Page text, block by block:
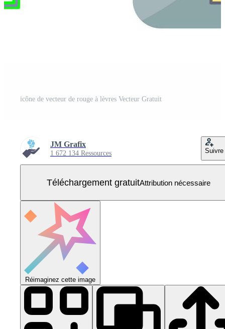
icône de vecteur de rouge à lèvres Vecteur Gratuit
JM Grafix
1 672 134 Ressources Suivre
Téléchargement gratuitAttribution nécessaire
Réimaginez cette image